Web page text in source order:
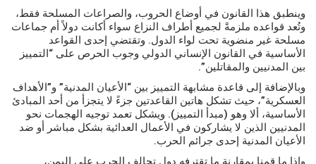
وينطبق هذا القانون في أوضاع الحروب، والصراعات المسلحة فقط،
وتُعد قواعده ملزمةً لجميع أطراف النزاع سواء أكانت دولاً أم جماعات
مسلحة غير منضوية تحت لواء الدول. وتقتضي إحدى القواعد
الأساسية في القانون الإنساني الدولي وجوب الحرص على “التمييز
بين المدنيين والمقاتلين”.
وبالإضافة إلى قاعدة مشابهة التمييز بين “الأعيان المدنية” و”الأهداف
العسكرية”، حيث تشكل هاتين القاعدتين جزءً لا يتجزأ من أحد المبادئ
الأساسية، ألا وهو (مبدأ التمييز). ويشكل تعمد توجيه الهجمات نحو
المدنيين الذين لا يشاركون في الأعمال العدائية بشكل مباشر أو ضد
الأعيان المدنية إحدى جرائم الحرب.
وإذا ما قمنا بمقارنة ما تقترفه دول تحالف الحرب على اليمن،